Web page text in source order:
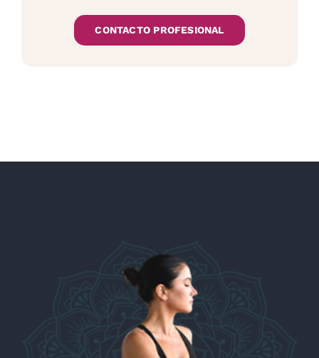
CONTACTO PROFESIONAL